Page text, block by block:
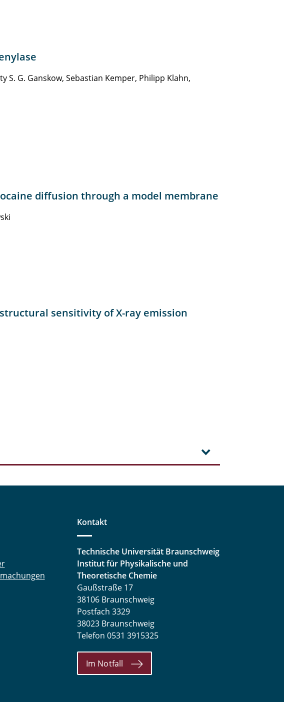
S. G. Ganskow, Sebastian Kemper, Philipp Klahn,
diffusion through a model membrane
sensitivity of X-ray emission
Kontakt
Technische Universität Braunschweig
Institut für Physikalische und
Theoretische Chemie
Gaußstraße 17
38106 Braunschweig
Postfach 3329
38023 Braunschweig
Telefon 0531 3915325
Im Notfall